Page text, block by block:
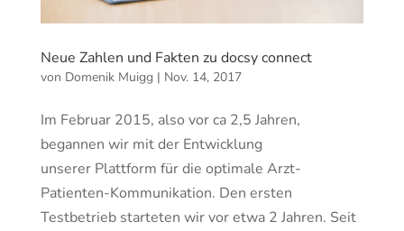
Neue Zahlen und Fakten zu docsy connect
von Domenik Muigg | Nov. 14, 2017
Im Februar 2015, also vor ca 2,5 Jahren,
begannen wir mit der Entwicklung
unserer Plattform für die optimale Arzt-
Patienten-Kommunikation. Den ersten
Testbetrieb starteten wir vor etwa 2 Jahren. Seit